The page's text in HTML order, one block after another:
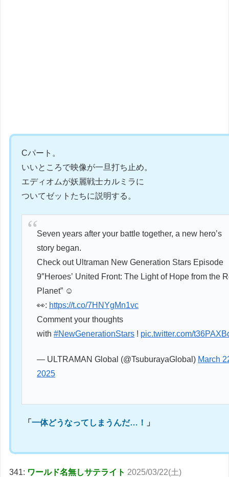
Cパート。
いいところで映像が一旦打ち止め。
エディオムが妖麗戦士カルミラに
ついてゼットたちに説明する。
Seven years after your battle together, a new hero’s
story began.
Check out Ultraman New Generation Stars Episode
9″Heroes’ United Front: The Light of Hope from the
Planet” ☺️
👀: https://t.co/7HNYgMn1vc
Comment your thoughts
with#NewGenerationStars ! pic.twitter.com/
— ULTRAMAN Global (@TsuburayaGlobal) March
2025
「一体どうなってしまうんだ…！ 」
341: ワールド名無しサテライト 2025/03/22(土)